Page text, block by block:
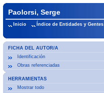
Paolorsi, Serge
Inicio Índice de Entidades y Gentes
FICHA DEL AUTOR/A
Identificación
Obras referenciadas
HERRAMIENTAS
Mostrar todo